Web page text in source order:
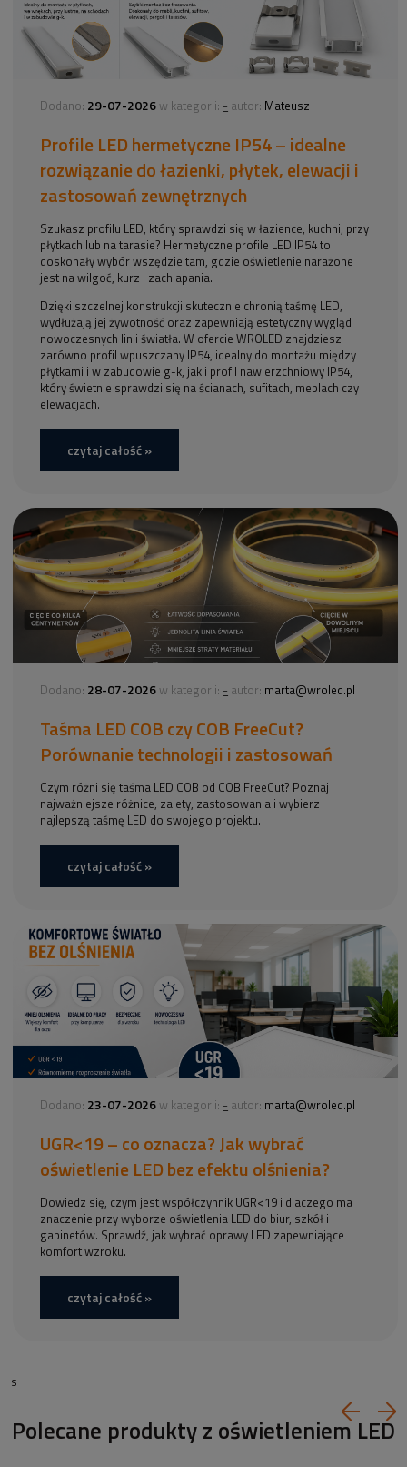
Dodano: 29-07-2026 w kategorii: - autor: Mateusz
Profile LED hermetyczne IP54 – idealne
rozwiązanie do łazienki, płytek, elewacji i
zastosowań zewnętrznych
Szukasz profilu LED, który sprawdzi się w łazience, kuchni, przy
płytkach lub na tarasie? Hermetyczne profile LED IP54 to
doskonały wybór wszędzie tam, gdzie oświetlenie narażone
jest na wilgoć, kurz i zachlapania.
Dzięki szczelnej konstrukcji skutecznie chronią taśmę LED,
wydłużają jej żywotność oraz zapewniają estetyczny wygląd
nowoczesnych linii światła. W ofercie WROLED znajdziesz
zarówno profil wpuszczany IP54, idealny do montażu między
płytkami i w zabudowie g-k, jak i profil nawierzchniowy IP54,
który świetnie sprawdzi się na ścianach, sufitach, meblach czy
elewacjach.
czytaj całość »
Dodano: 28-07-2026 w kategorii: - autor: marta@wroled.pl
Taśma LED COB czy COB FreeCut?
Porównanie technologii i zastosowań
Czym różni się taśma LED COB od COB FreeCut? Poznaj
najważniejsze różnice, zalety, zastosowania i wybierz
najlepszą taśmę LED do swojego projektu.
czytaj całość »
Dodano: 23-07-2026 w kategorii: - autor: marta@wroled.pl
UGR<19 – co oznacza? Jak wybrać
oświetlenie LED bez efektu olśnienia?
Dowiedz się, czym jest współczynnik UGR<19 i dlaczego ma
znaczenie przy wyborze oświetlenia LED do biur, szkół i
gabinetów. Sprawdź, jak wybrać oprawy LED zapewniające
komfort wzroku.
czytaj całość »
s
Polecane produkty z oświetleniem LED